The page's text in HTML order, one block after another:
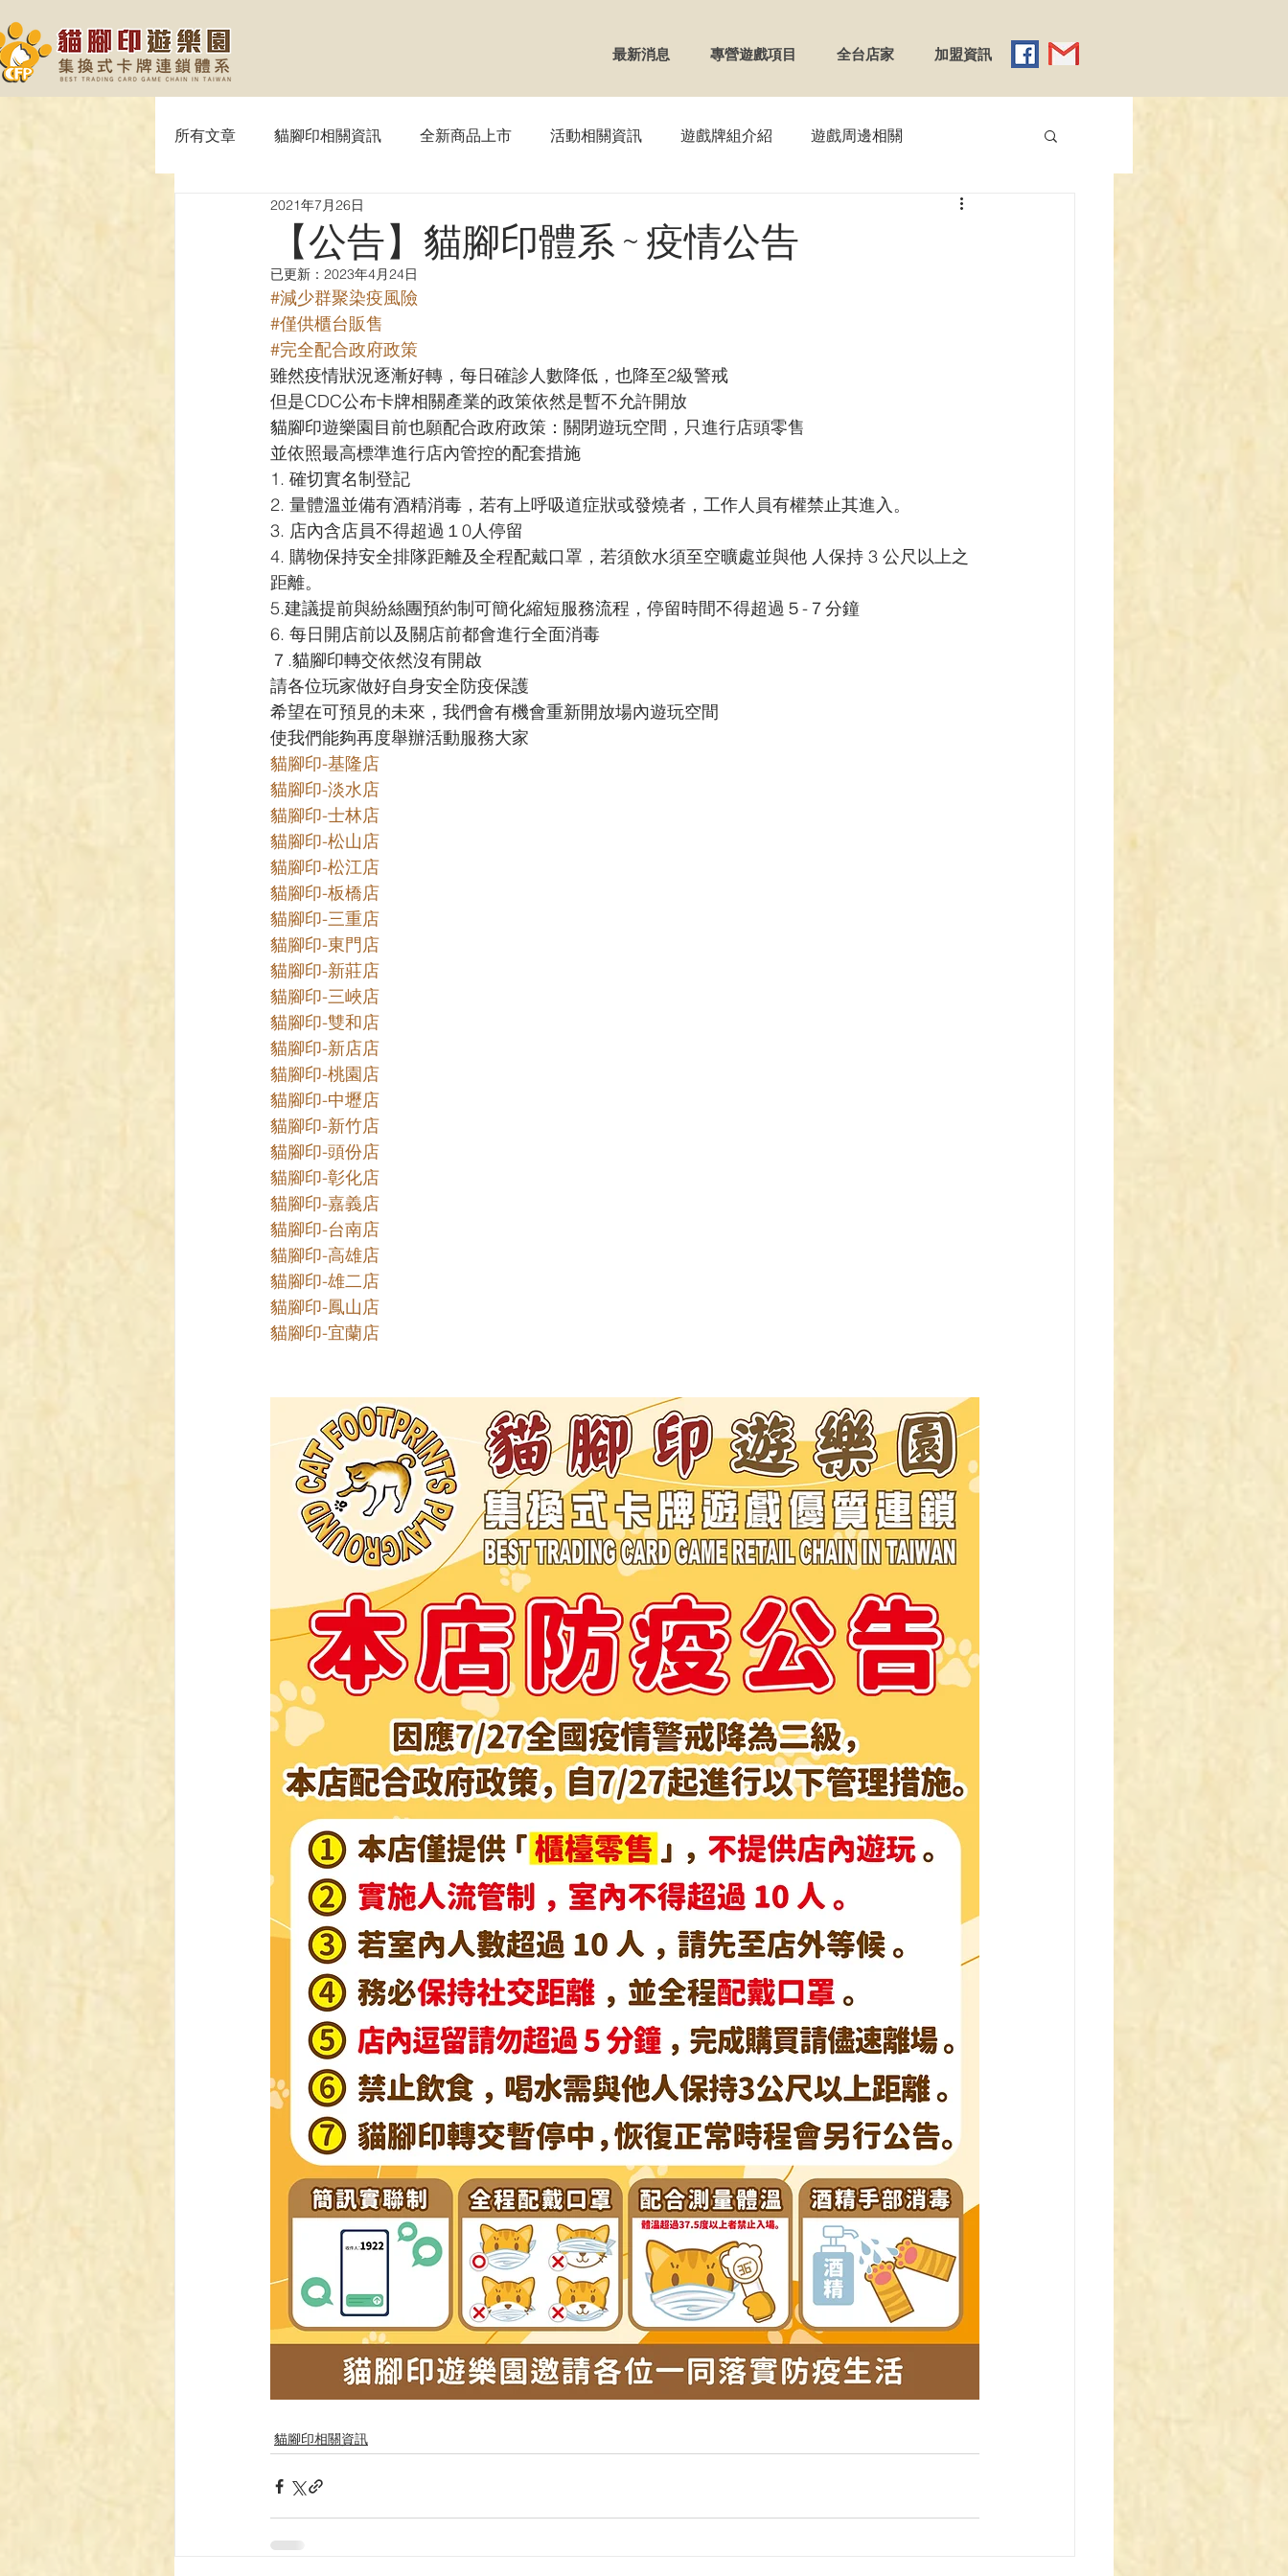
最新消息 專營遊戲項目 全台店家 加盟資訊
所有文章 貓腳印相關資訊 全新商品上市 活動相關資訊 遊戲牌組介紹 遊戲周邊相關
【MTG】魔法風雲會 【YGO】遊戲王
【SVE】闇影詩章 【WIXOSS】戰鬥少女
【OPTCG】航海王 【UA】UNION ARENA 【DM】決鬥王 【ZX】Zillions of enemy X
【VIVIDZ】Vividz 【BS】Battle Spirits 【OSICA】OSICA 【WSB】Weiß Schwarz Blau
【LC】最終編年史-無限 【BD】創之界限 【GCG】金牌來了
【公告】貓腳印體系 ~ 疫情公告
2021年7月26日
已更新： 2023年4月24日
#減少群聚染疫風險
#僅供櫃台販售
#完全配合政府政策
雖然疫情狀況逐漸好轉，每日確診人數降低，也降至2級警戒
但是CDC公布卡牌相關產業的政策依然是暫不允許開放
貓腳印遊樂園目前也願配合政府政策：關閉遊玩空間，只進行店頭零售
並依照最高標準進行店內管控的配套措施
1. 確切實名制登記
2. 量體溫並備有酒精消毒，若有上呼吸道症狀或發燒者，工作人員有權禁止其進入。
3. 店內含店員不得超過１0人停留
4. 購物保持安全排隊距離及全程配戴口罩，若須飲水須至空曠處並與他 人保持 3 公尺以上之
距離。
5.建議提前與紛絲團預約制可簡化縮短服務流程，停留時間不得超過５-７分鐘
6. 每日開店前以及關店前都會進行全面消毒
７.貓腳印轉交依然沒有開啟
請各位玩家做好自身安全防疫保護
希望在可預見的未來，我們會有機會重新開放場內遊玩空間
使我們能夠再度舉辦活動服務大家
貓腳印-基隆店
貓腳印-淡水店
貓腳印-士林店
貓腳印-松山店
貓腳印-松江店
貓腳印-板橋店
貓腳印-三重店
貓腳印-東門店
貓腳印-新莊店
貓腳印-三峽店
貓腳印-雙和店
貓腳印-新店店
貓腳印-桃園店
貓腳印-中壢店
貓腳印-新竹店
貓腳印-頭份店
貓腳印-彰化店
貓腳印-嘉義店
貓腳印-台南店
貓腳印-高雄店
貓腳印-雄二店
貓腳印-鳳山店
貓腳印-宜蘭店
貓腳印相關資訊